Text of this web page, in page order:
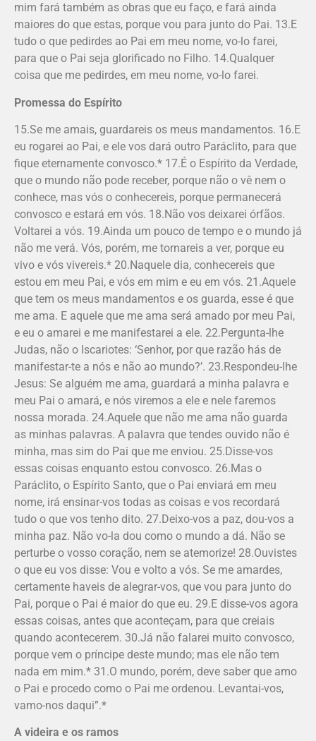
mim fará também as obras que eu faço, e fará ainda
maiores do que estas, porque vou para junto do Pai. 13.E
tudo o que pedirdes ao Pai em meu nome, vo-lo farei,
para que o Pai seja glorificado no Filho. 14.Qualquer
coisa que me pedirdes, em meu nome, vo-lo farei.
Promessa do Espírito
15.Se me amais, guardareis os meus mandamentos. 16.E
eu rogarei ao Pai, e ele vos dará outro Paráclito, para que
fique eternamente convosco.* 17.É o Espírito da Verdade,
que o mundo não pode receber, porque não o vê nem o
conhece, mas vós o conhecereis, porque permanecerá
convosco e estará em vós. 18.Não vos deixarei órfãos.
Voltarei a vós. 19.Ainda um pouco de tempo e o mundo já
não me verá. Vós, porém, me tornareis a ver, porque eu
vivo e vós vivereis.* 20.Naquele dia, conhecereis que
estou em meu Pai, e vós em mim e eu em vós. 21.Aquele
que tem os meus mandamentos e os guarda, esse é que
me ama. E aquele que me ama será amado por meu Pai,
e eu o amarei e me manifestarei a ele. 22.Pergunta-lhe
Judas, não o Iscariotes: ‘Senhor, por que razão hás de
mani­festar-te a nós e não ao mundo?’. 23.Respondeu-lhe
Jesus: Se alguém me ama, guardará a minha palavra e
meu Pai o amará, e nós viremos a ele e nele faremos
nossa morada. 24.Aquele que não me ama não guarda
as minhas palavras. A palavra que tendes ouvido não é
minha, mas sim do Pai que me enviou. 25.Disse-vos
essas coisas enquanto estou convosco. 26.Mas o
Paráclito, o Espírito Santo, que o Pai enviará em meu
nome, irá ensinar-vos todas as coisas e vos recordará
tudo o que vos tenho dito. 27.Deixo-vos a paz, dou-vos a
minha paz. Não vo-la dou como o mundo a dá. Não se
perturbe o vosso coração, nem se atemorize! 28.Ouvis­tes
o que eu vos disse: Vou e volto a vós. Se me amardes,
certamente haveis de alegrar-vos, que vou para junto do
Pai, porque o Pai é maior do que eu. 29.E disse-vos agora
essas coisas, antes que aconteçam, para que creiais
quando acontecerem. 30.Já não falarei muito convosco,
porque vem o príncipe deste mundo; mas ele não tem
nada em mim.* 31.O mundo, porém, deve saber que amo
o Pai e procedo como o Pai me ordenou. Levantai-vos,
vamo-nos daqui”.*
A videira e os ramos